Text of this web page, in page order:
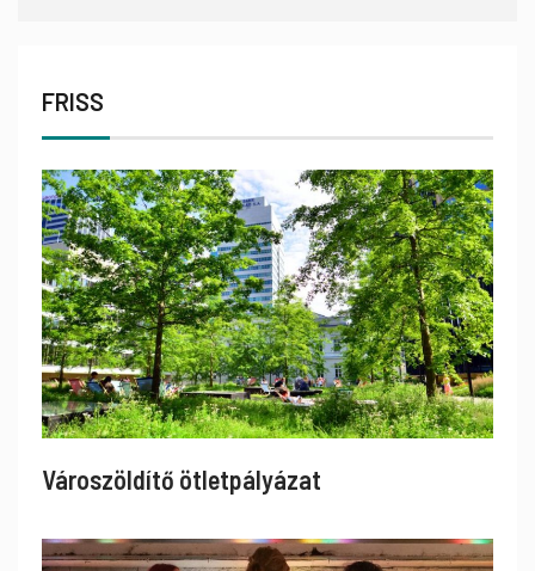
FRISS
Városzöldítő ötletpályázat